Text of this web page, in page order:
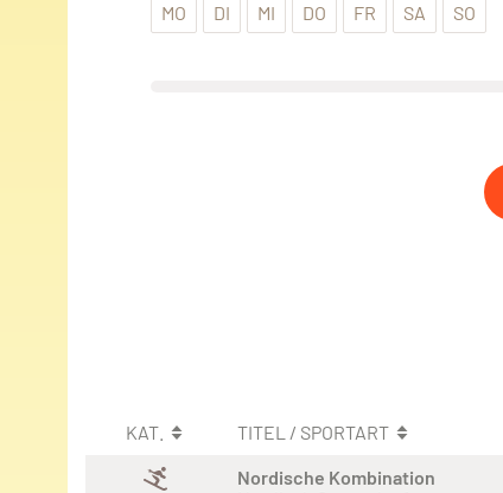
MO
DI MI DO FR SA SO
KAT. TITEL / SPORTART
Nordische Kombination